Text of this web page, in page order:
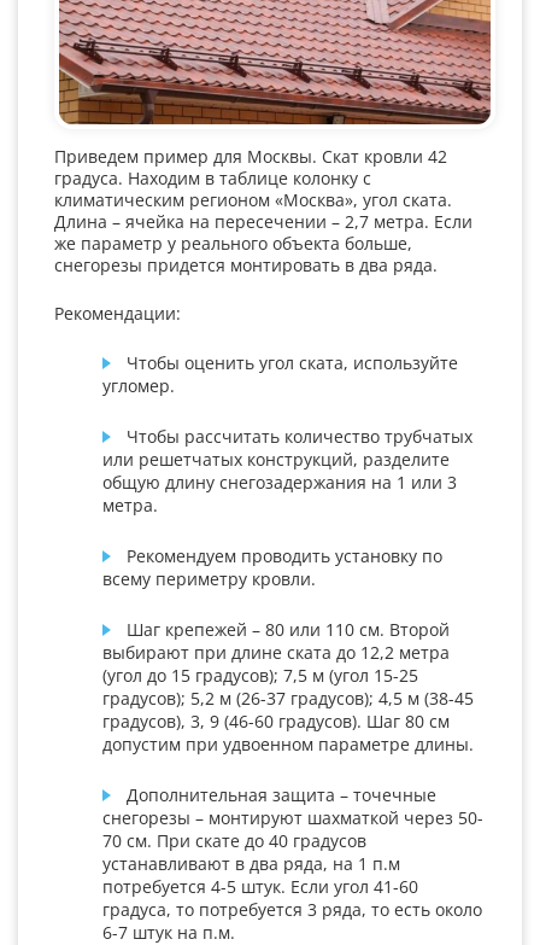
Приведем пример для Москвы. Скат кровли 42
градуса. Находим в таблице колонку с
климатическим регионом «Москва», угол ската.
Длина – ячейка на пересечении – 2,7 метра. Если
же параметр у реального объекта больше,
снегорезы придется монтировать в два ряда.
Рекомендации:
Чтобы оценить угол ската, используйте
угломер.
Чтобы рассчитать количество трубчатых
или решетчатых конструкций, разделите
общую длину снегозадержания на 1 или 3
метра.
Рекомендуем проводить установку по
всему периметру кровли.
Шаг крепежей – 80 или 110 см. Второй
выбирают при длине ската до 12,2 метра
(угол до 15 градусов); 7,5 м (угол 15-25
градусов); 5,2 м (26-37 градусов); 4,5 м (38-45
градусов), 3, 9 (46-60 градусов). Шаг 80 см
допустим при удвоенном параметре длины.
Дополнительная защита – точечные
снегорезы – монтируют шахматкой через 50-
70 см. При скате до 40 градусов
устанавливают в два ряда, на 1 п.м
потребуется 4-5 штук. Если угол 41-60
градуса, то потребуется 3 ряда, то есть около
6-7 штук на п.м.